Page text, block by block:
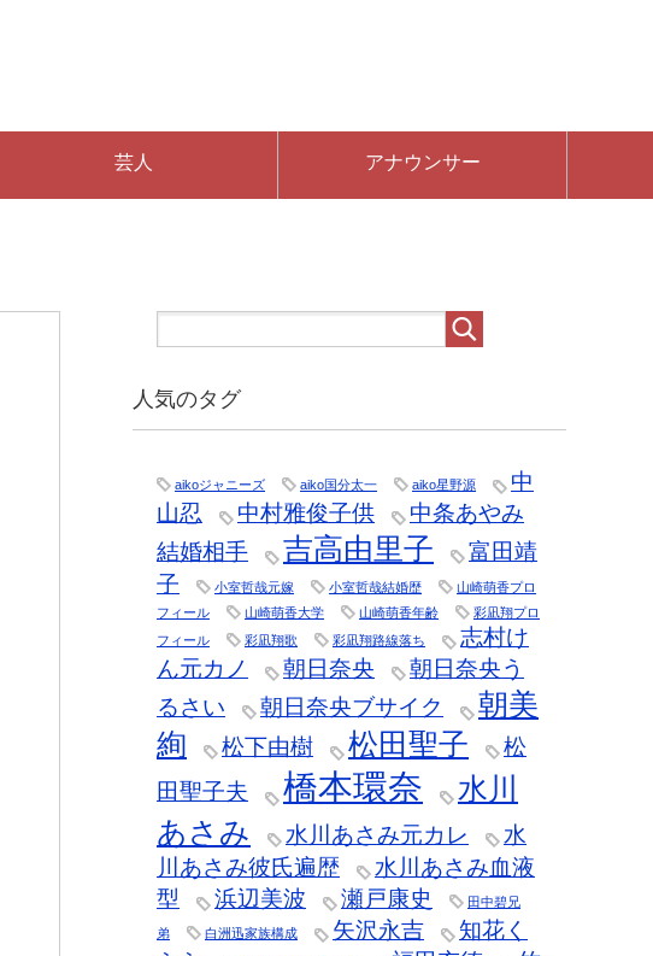
芸人 アナウンサー
人気のタグ
aikoジャニーズ aiko国分太一 aiko星野源
中
山忍
中村雅俊子供
中条あやみ
結婚相手
吉高由里子
富田靖
子
小室哲哉元嫁 小室哲哉結婚歴
山崎萌香プロ
フィール
山崎萌香大学 山崎萌香年齢
彩凪翔プロ
フィール
彩凪翔歌 彩凪翔路線落ち
志村け
ん元カノ
朝日奈央
朝日奈央う
るさい
朝日奈央ブサイク
朝美
絢
松下由樹 松田聖子
松
田聖子夫
橋本環奈
水川
あさみ
水川あさみ元カレ
水
川あさみ彼氏遍歴
水川あさみ血液
型
浜辺美波 瀬戸康史 田中碧兄
弟 白洲迅家族構成 矢沢永吉
知花く